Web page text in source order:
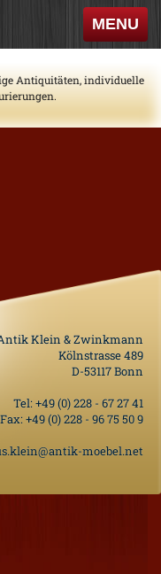
Toggle
MENU
Antiquitäten, individuelle
Klein & Zwinkmann
Kölnstrasse 489
D-53117 Bonn
Tel:+49 (0) 228 - 67 27 41
Fax: +49 (0) 228 - 96 75 50 9
moebel.net